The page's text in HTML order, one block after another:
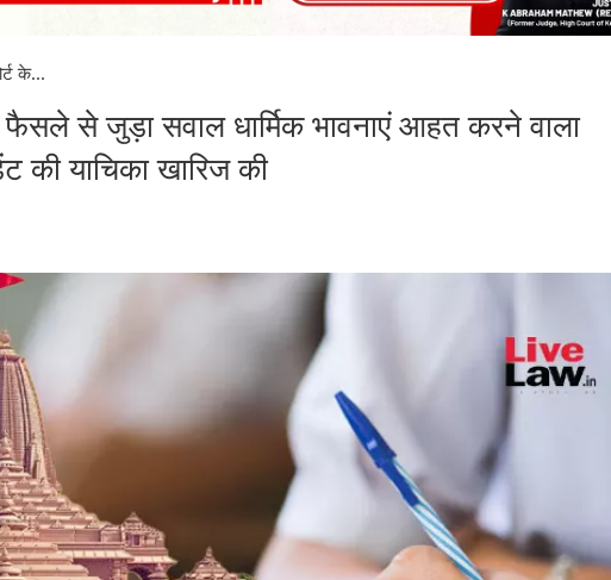
के...
फैसले से जुड़ा सवाल धार्मिक भावनाएं आहत करने वाला
की याचिका खारिज की